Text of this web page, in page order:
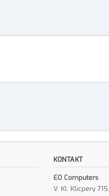
KONTAKT
EO Computers
V. Kl. Klicpery